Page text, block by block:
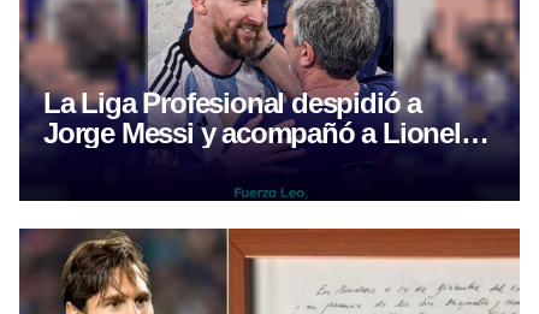
La Liga Profesional despidió a
Jorge Messi y acompañó a Lionel
tras la muerte de su padre